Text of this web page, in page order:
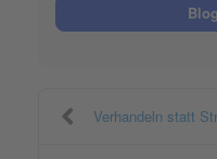
Verhandeln statt